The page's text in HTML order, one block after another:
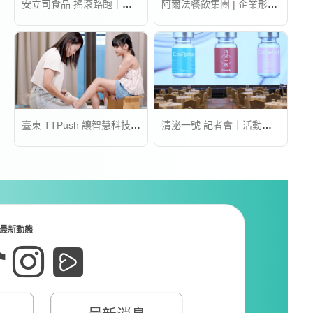
安立司食品 搖滾路跑｜活動錄影 阿爾法餐飲集團 | 企業形象宣傳片
臺東 TTPush 讓智慧科技更有溫度 | 形象影片 清泌一號 記者會｜活動錄影
新動態